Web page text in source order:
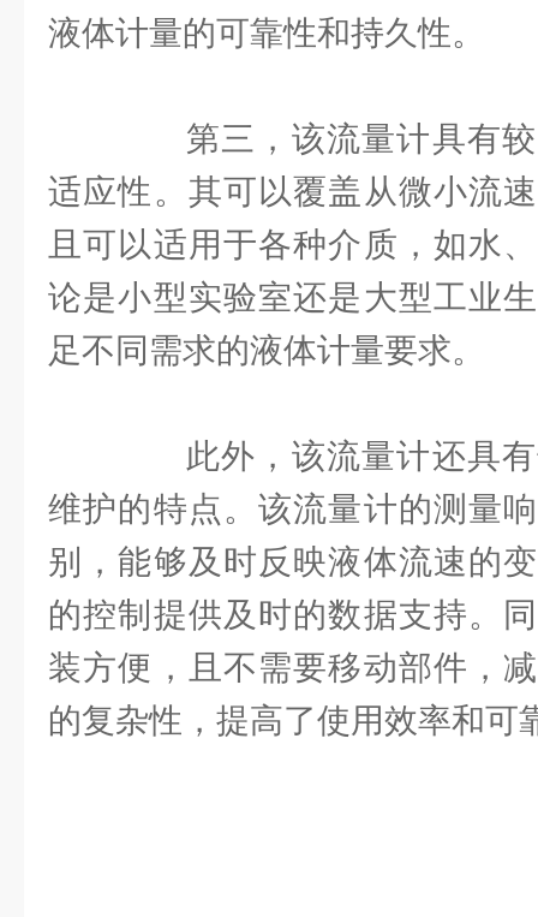
液体计量的可靠性和持久性。
第三，该流量计具有较
适应性。其可以覆盖从微小流
且可以适用于各种介质，如水
论是小型实验室还是大型工业
足不同需求的液体计量要求。
此外，该流量计还具有
维护的特点。该流量计的测量
别，能够及时反映液体流速的
的控制提供及时的数据支持。
装方便，且不需要移动部件，
的复杂性，提高了使用效率和可